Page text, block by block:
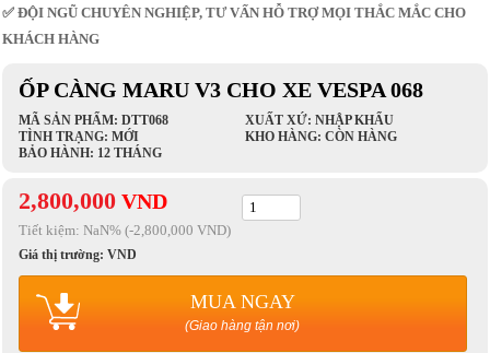
✅ ĐỘI NGŨ CHUYÊN NGHIỆP, TƯ VẤN HỖ TRỢ MỌI THẮC MẮC CHO
KHÁCH HÀNG
ỐP CÀNG MARU V3 CHO XE VESPA 068
MÃ SẢN PHẨM: DTT068
XUẤT XỨ: NHẬP KHẨU
TÌNH TRẠNG: MỚI
KHO HÀNG: CÒN HÀNG
BẢO HÀNH: 12 THÁNG
2,800,000 VND
Tiết kiệm:NaN% (-2,800,000 VND)
Giá thị trường:VND
MUA NGAY
(Giao hàng tận nơi)